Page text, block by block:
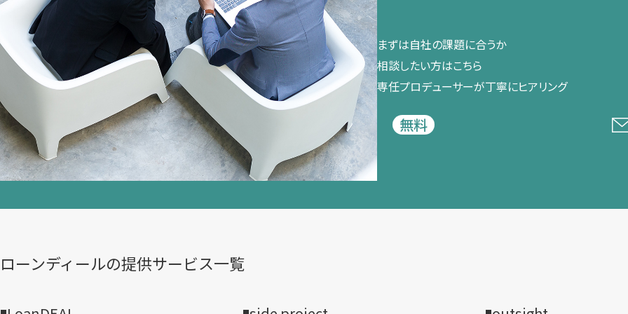
まずは​自社の​課題に​合うか​
相談したい方は​こちら
専任プロデューサーが​丁寧に​ヒアリング
無料
ローンディールの​提供サービス一覧